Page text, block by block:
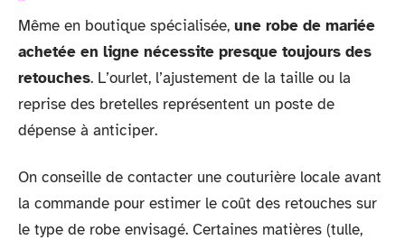
Même en boutique spécialisée, une robe de mariée
achetée en ligne nécessite presque toujours des
retouches. L’ourlet, l’ajustement de la taille ou la
reprise des bretelles représentent un poste de
dépense à anticiper.
On conseille de contacter une couturière locale avant
la commande pour estimer le coût des retouches sur
le type de robe envisagé. Certaines matières (tulle,